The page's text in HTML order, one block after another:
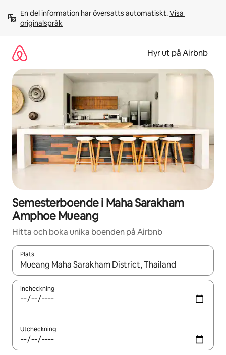
innehåll
En del information har översatts automatiskt. Visa
originalspråk
Hyr ut på Airbnb
Semesterboende i Maha Sarakham
Amphoe Mueang
Hitta och boka unika boenden på Airbnb
Plats
När resultaten är tillgängliga kan du navigera med upp- och
Incheckning
Utcheckning